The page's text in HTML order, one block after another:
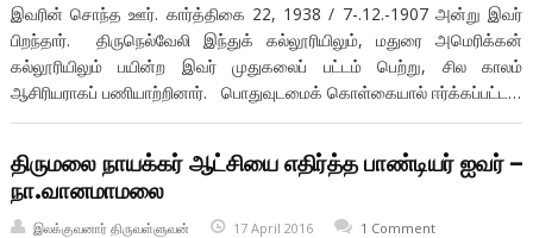
இவரின் சொந்த ஊர். கார்த்திகை 22, 1938 / 7-.12.-1907 அன்று இவர்
பிறந்தார். திருநெல்வேலி இந்துக் கல்லூரியிலும், மதுரை அமெரிக்கன்
கல்லூரியிலும் பயின்ற இவர் முதுகலைப் பட்டம் பெற்று, சில காலம்
ஆசிரியராகப் பணியாற்றினார். பொதுவுடமைக் கொள்கையால் ஈர்க்கப்பட்ட…
திருமலை நாயக்கர் ஆட்சியை எதிர்த்த பாண்டியர் ஐவர் –
நா.வானமாமலை
இலக்குவனார் திருவள்ளுவன் 17 April 2016 1 Comment